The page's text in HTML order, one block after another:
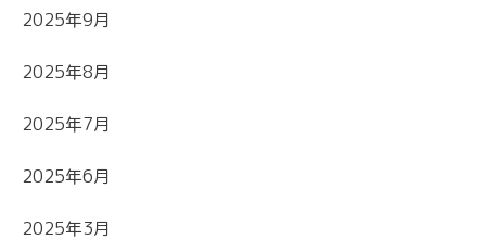
2025年9月
2025年8月
2025年7月
2025年6月
2025年3月